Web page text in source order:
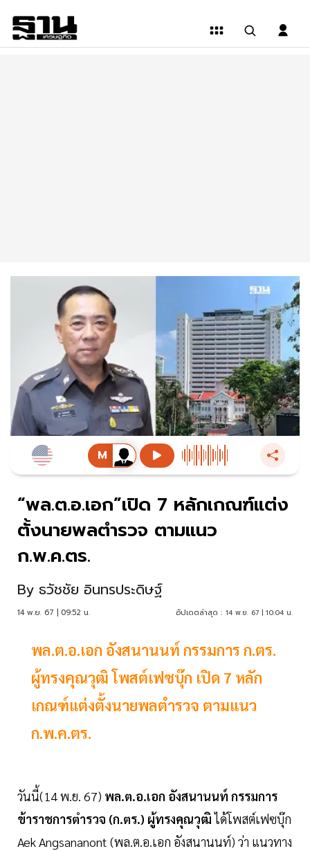
“พล.ต.อ.เอก”เปิด 7 หลักเกณฑ์แต่ง
ตั้งนายพลตำรวจ ตามแนว
ก.พ.ค.ตร.
By ธวัชชัย อินทรประดิษฐ์
14 พ.ย. 67 | 09:52 น. อัปเดตล่าสุด : 14 พ.ย. 67 | 10:04 น.
พล.ต.อ.เอก อังสนานนท์ กรรมการ ก.ตร.
ผู้ทรงคุณวุฒิ โพสต์เฟซบุ๊ก เปิด 7 หลัก
เกณฑ์แต่งตั้งนายพลตำรวจ ตามแนว
ก.พ.ค.ตร.
วันนี้(14 พ.ย. 67) พล.ต.อ.เอก อังสนานนท์ กรรมการ
ข้าราชการตำรวจ (ก.ตร.) ผู้ทรงคุณวุฒิได้โพสต์เฟซบุ๊ก
Aek Angsananont (พล.ต.อ.เอก อังสนานนท์) ว่า แนวทาง